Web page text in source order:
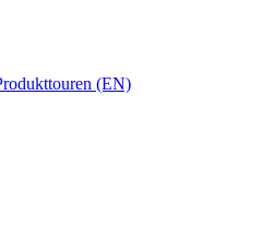
(EN)